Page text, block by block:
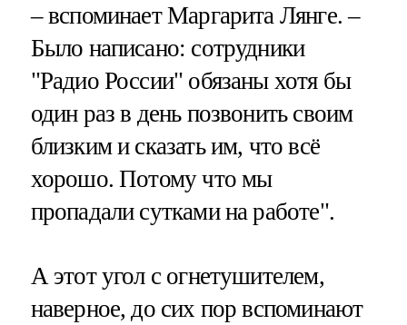
– вспоминает Маргарита Лянге. –
Было написано: сотрудники
"Радио России" обязаны хотя бы
один раз в день позвонить своим
близким и сказать им, что всё
хорошо. Потому что мы
пропадали сутками на работе".
А этот угол с огнетушителем,
наверное, до сих пор вспоминают